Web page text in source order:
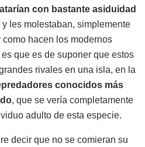
con bastante asiduidad
les molestaban, simplemente
hacen los modernos
que es de suponer que estos
rivales en una isla, en la
conocidos más
, que se vería completamente
adulto de esta especie.
decir que no se comieran su